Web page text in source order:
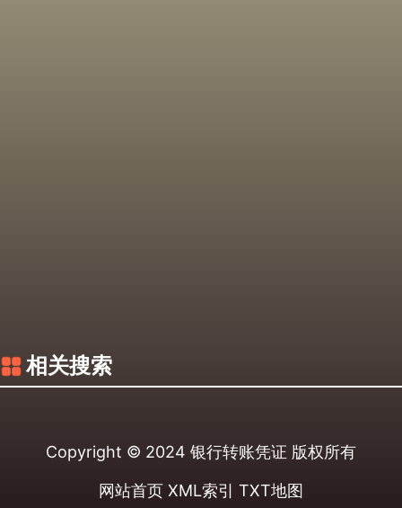
相关搜索
Copyright © 2024 银行转账凭证 版权所有
网站首页 XML索引 TXT地图